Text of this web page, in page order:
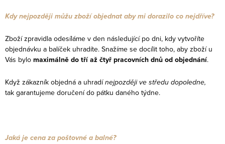
Kdy nejpozději můžu zboží objednat aby mi dorazilo co nejdříve?
Zboží zpravidla odesíláme v den následující po dni, kdy vytvoříte
objednávku a balíček uhradíte. Snažíme se docílit toho, aby zboží u
Vás bylo maximálně do tří až čtyř pracovních dnů od objednání.
Když zákazník objedná a uhradínejpozději ve středu dopoledne,
tak garantujeme doručení do pátku daného týdne.
Jaká je cena za poštovné a balné?